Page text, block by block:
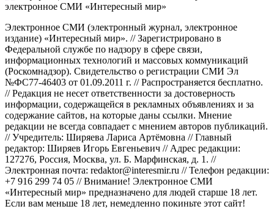
Электронное СМИ (электронный журнал, электронное
издание) «Интересный мир». // Зарегистрировано в
Федеральной службе по надзору в сфере связи,
информационных технологий и массовых коммуникаций
(Роскомнадзор). Свидетельство о регистрации СМИ Эл
№ФС77-46403 от 01.09.2011 г. // Распространяется бесплатно.
// Редакция не несет ответственности за достоверность
информации, содержащейся в рекламных объявлениях и за
содержание сайтов, на которые даны ссылки. Мнение
редакции не всегда совпадает с мнением авторов публикаций.
// Учредитель: Ширяева Лариса Артёмовна // Главный
редактор: Ширяев Игорь Евгеньевич // Адрес редакции:
127276, Россия, Москва, ул. Б. Марфинская, д. 1. //
Электронная почта: redaktor@interesmir.ru // Телефон редакции:
+7 916 299 74 05 // Внимание! Электронное СМИ
«Интересный мир» предназначено для людей старше 18 лет.
Если вам меньше 18 лет, немедленно покиньте этот сайт!